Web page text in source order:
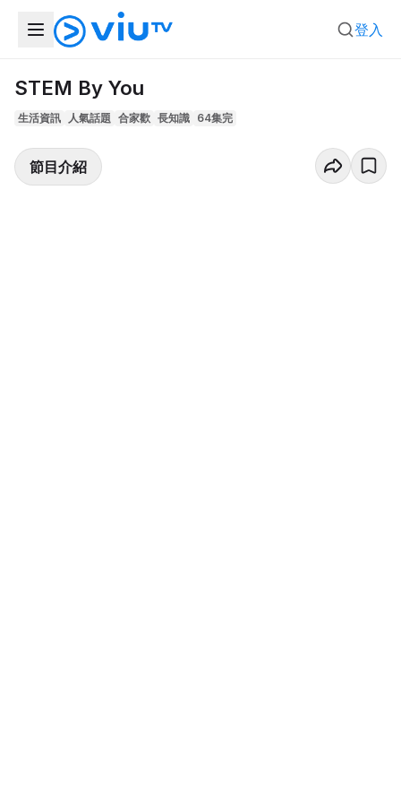
登入
STEM By You
生活資訊 人氣話題 合家歡 長知識 64集完
節目介紹